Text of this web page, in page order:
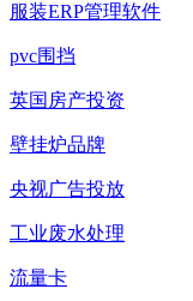
服装ERP管理软件
pvc围挡
英国房产投资
壁挂炉品牌
央视广告投放
工业废水处理
流量卡